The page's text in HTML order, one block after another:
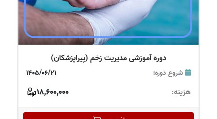
دوره آموزشی مدیریت زخم (پیراپزشکان)
شروع دوره: 1405/06/21
هزینه: 18,600,000